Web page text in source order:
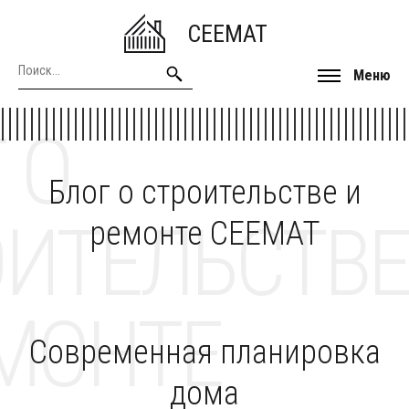
CEEMAT
Меню
Блог о строительстве и
ремонте CEEMAT
О
Cовременная планировка
дома